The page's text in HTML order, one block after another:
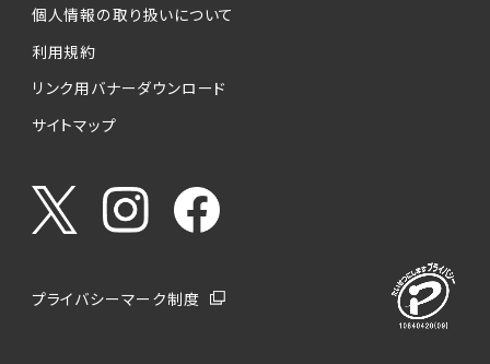
個人情報の取り扱いについて
利用規約
リンク用バナーダウンロード
サイトマップ
プライバシーマーク制度